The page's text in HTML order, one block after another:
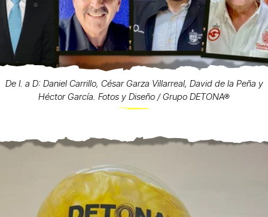
De I. a D: Daniel Carrillo, César Garza Villarreal, David de la Peña y
Héctor García. Fotos y Diseño / Grupo DETONA®